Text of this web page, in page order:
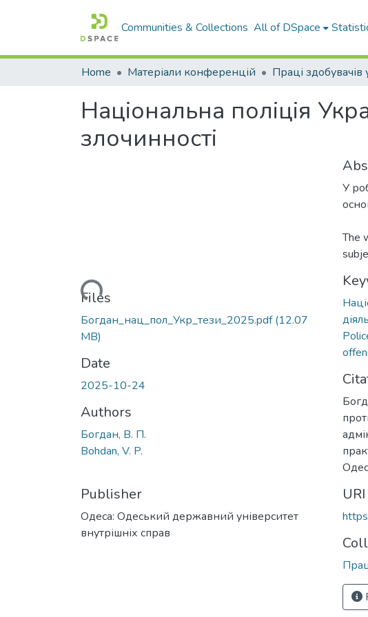
Communities & Collections All of DSpace
Home Матеріали конференцій
Національна поліція
злочинності
Loading...
Files
Богдан_нац_пол_Укр_тези_2025.pdf(12.07
MB)
Date
2025-10-24
Authors
Богдан, В. П.
Bohdan, V. P.
Publisher
Одеса: Одеський державний університет
внутрішніх справ
У
The
URI